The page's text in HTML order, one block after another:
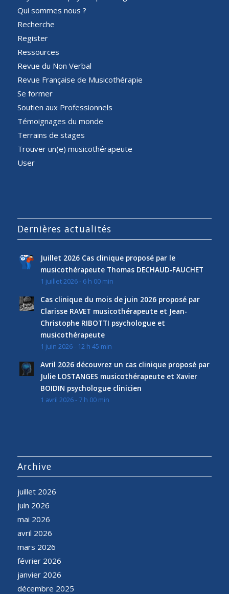
Qui sommes nous ?
Recherche
Register
Ressources
Revue du Non Verbal
Revue Française de Musicothérapie
Se former
Soutien aux Professionnels
Témoignages du monde
Terrains de stages
Trouver un(e) musicothérapeute
User
Dernières actualités
Juillet 2026 Cas clinique proposé par le
musicothérapeute Thomas DECHAUD-FAUCHET
1 juillet 2026 - 6 h 00 min
Cas clinique du mois de juin 2026 proposé par
Clarisse RAVET musicothérapeute et Jean-
Christophe RIBOTTI psychologue et
musicothérapeute
1 juin 2026 - 12 h 45 min
Avril 2026 découvrez un cas clinique proposé par
Julie LOSTANGES musicothérapeute et Xavier
BOIDIN psychologue clinicien
1 avril 2026 - 7 h 00 min
Archive
juillet 2026
juin 2026
mai 2026
avril 2026
mars 2026
février 2026
janvier 2026
décembre 2025